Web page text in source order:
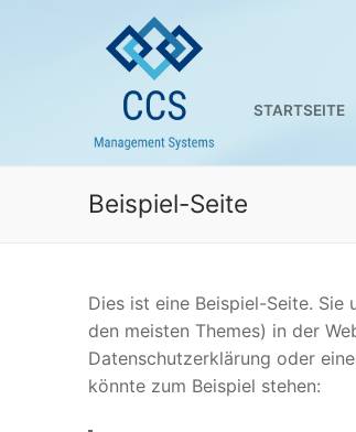
STARTSEITE
Beispiel-Seite
Dies ist eine Beispiel-Seite.
den meisten Themes) in der
Datenschutzerklärung oder
könnte zum Beispiel stehen: